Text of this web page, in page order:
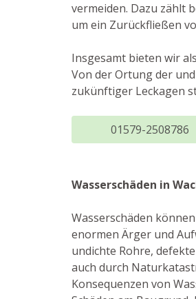
vermeiden. Dazu zählt
um ein Zurückfließen
Insgesamt bieten wir
Von der Ortung der
zukünftiger Leckagen
01579-2508786
Wasserschäden in
Wasserschäden
enormen Ärger und
undichte Rohre,
auch durch
Konsequenzen von